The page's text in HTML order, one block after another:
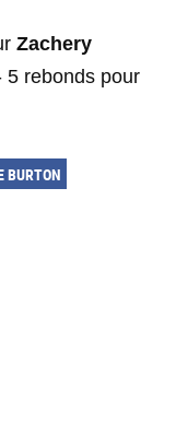
Zachery
5 rebonds pour
BURTON